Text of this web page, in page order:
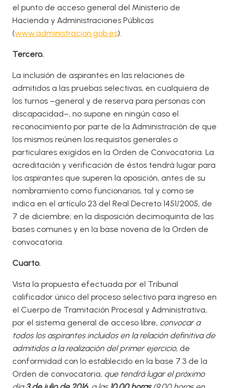
el punto de acceso general del Ministerio de
Hacienda y Administraciones Públicas
(www.administracion.gob.es).
Tercero.
La inclusión de aspirantes en las relaciones de
admitidos a las pruebas selectivas, en cualquiera de
los turnos –general y de reserva para personas con
discapacidad–, no supone en ningún caso el
reconocimiento por parte de la Administración de que
los mismos reúnen los requisitos generales o
particulares exigidos en la Orden de Convocatoria. La
acreditación y verificación de éstos tendrá lugar para
los aspirantes que superen la oposición, antes de su
nombramiento como funcionarios, tal y como se
indica en el artículo 23 del Real Decreto 1451/2005, de
7 de diciembre; en la disposición decimoquinta de las
bases comunes y en la base novena de la Orden de
convocatoria.
Cuarto.
Vista la propuesta efectuada por el Tribunal
calificador único del proceso selectivo para ingreso en
el Cuerpo de Tramitación Procesal y Administrativa,
por el sistema general de acceso libre, convocar a
todos los aspirantes incluidos en la relación definitiva de
admitidos a la realización del primer ejercicio, de
conformidad con lo establecido en la base 7.3 de la
Orden de convocatoria, que tendrá lugar el próximo